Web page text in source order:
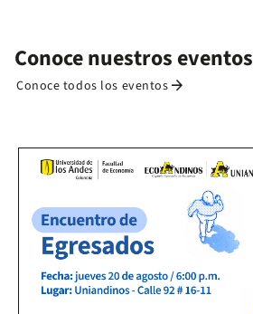
Conoce nuestros eventos
Conoce todos los eventos arrow_forward